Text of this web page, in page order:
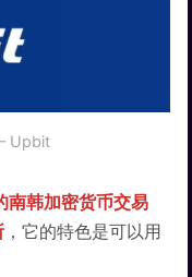
Upbit
韩加密货币交易
，它的特色是可以用